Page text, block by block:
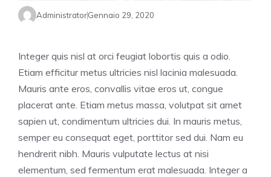
AdministratorGennaio 29, 2020
Integer quis nisl at orci feugiat lobortis quis a odio.
Etiam efficitur metus ultricies nisl lacinia malesuada.
Mauris ante eros, convallis vitae eros ut, congue
placerat ante. Etiam metus massa, volutpat sit amet
sapien ut, condimentum ultricies dui. In mauris metus,
semper eu consequat eget, porttitor sed dui. Nam eu
hendrerit nibh. Mauris vulputate lectus at nisi
elementum, sed fermentum erat malesuada. Integer a